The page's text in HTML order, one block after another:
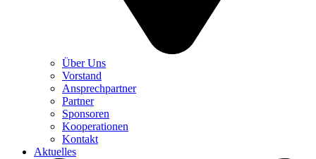
Über Uns
Vorstand
Ansprechpartner
Partner
Sponsoren
Kooperationen
Kontakt
Aktuelles